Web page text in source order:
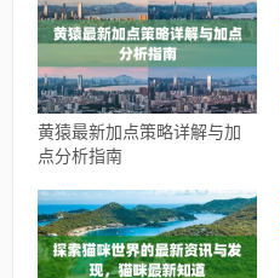
黄猿最新加点策略详解与加
点分析指南